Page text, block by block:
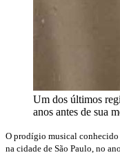
Um dos últimos
anos antes de sua
O prodígio musical conhecido
na cidade de São Paulo, no